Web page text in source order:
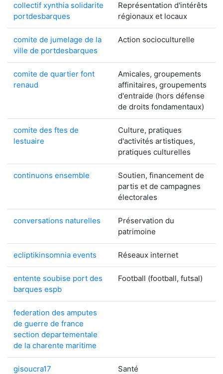
collectif xynthia solidarite
portdesbarques
Représentation d'intérêts
régionaux et locaux
comite de jumelage de la
ville de portdesbarques
Action socioculturelle
comite de quartier font
renaud
Amicales, groupements
affinitaires, groupements
d'entraide (hors défense
de droits fondamentaux)
comite des ftes de
lestuaire
Culture, pratiques
d'activités artistiques,
pratiques culturelles
continuons ensemble
Soutien, financement de
partis et de campagnes
électorales
conversations naturelles
Préservation du
patrimoine
ecliptikinsomnia events Réseaux internet
entente soubise port des
barques espb
Football (football, futsal)
federation des amputes
de guerre de france
section departementale
de la charente maritime
gisoucra17 Santé